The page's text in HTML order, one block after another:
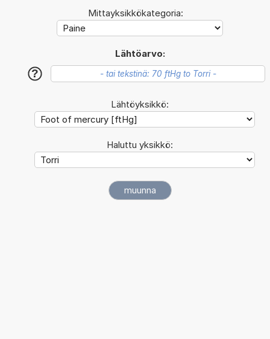
Mittayksikkökategoria:
Lähtöarvo:
?
Lähtöyksikkö:
Haluttu yksikkö: